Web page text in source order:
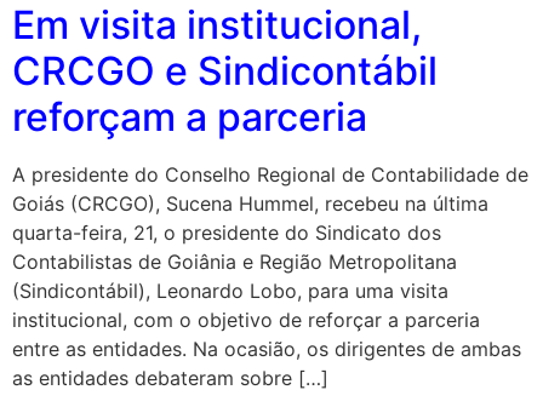
Em visita institucional,
CRCGO e Sindicontábil
reforçam a parceria
A presidente do Conselho Regional de Contabilidade de
Goiás (CRCGO), Sucena Hummel, recebeu na última
quarta-feira, 21, o presidente do Sindicato dos
Contabilistas de Goiânia e Região Metropolitana
(Sindicontábil), Leonardo Lobo, para uma visita
institucional, com o objetivo de reforçar a parceria
entre as entidades. Na ocasião, os dirigentes de ambas
as entidades debateram sobre […]